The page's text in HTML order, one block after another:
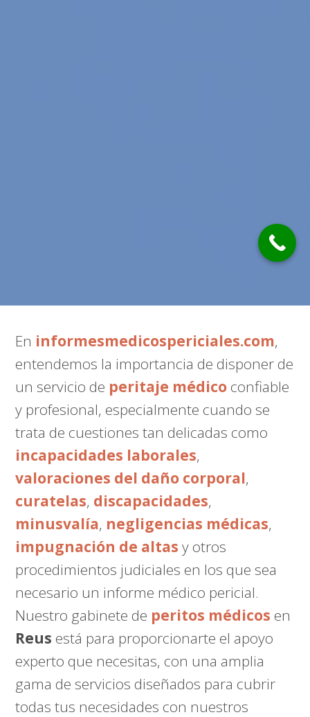
En informesmedicospericiales.com,
entendemos la importancia de disponer de
un servicio de peritaje médico confiable
y profesional, especialmente cuando se
trata de cuestiones tan delicadas como
incapacidades laborales,
valoraciones del daño corporal,
curatelas, discapacidades,
minusvalía, negligencias médicas,
impugnación de altas y otros
procedimientos judiciales en los que sea
necesario un informe médico pericial.
Nuestro gabinete de peritos médicos en
Reus está para proporcionarte el apoyo
experto que necesitas, con una amplia
gama de servicios diseñados para cubrir
todas tus necesidades con nuestros